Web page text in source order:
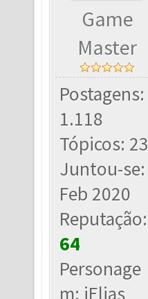
Game
Master
Postagens:
1.118
Tópicos: 23
Juntou-se:
Feb 2020
Reputação:
64
Personage
m: iElias